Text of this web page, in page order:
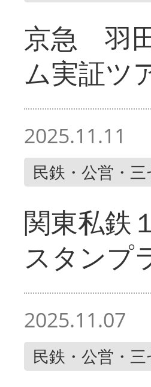
京急 羽
ム実証ツ
2025.11.11
民鉄・公営・三
関東私鉄
スタンプ
2025.11.07
民鉄・公営・三